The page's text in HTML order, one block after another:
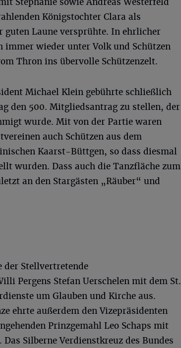
Königstochter Clara als
guten Laune versprühte. In ehrlicher
immer wieder unter Volk und Schützen
Thron ins übervolle Schützenzelt.
Michael Klein gebührte schließlich
den 500. Mitgliedsantrag zu stellen, der
wurde. Mit von der Partie waren
auch Schützen aus dem
Kaarst-Büttgen, so dass diesmal
wurden. Dass auch die Tanzfläche zum
an den Stargästen „Räuber“ und
der Stellvertretende
Pergens Stefan Uerschelen mit dem St.
um Glauben und Kirche aus.
ehrte außerdem den Vizepräsidenten
Prinzgemahl Leo Schaps mit
Silberne Verdienstkreuz des Bundes